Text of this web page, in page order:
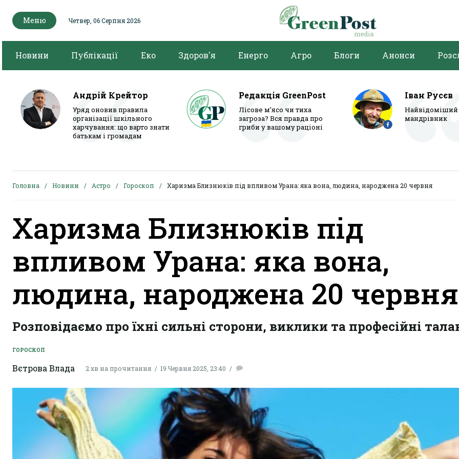
Меню Четвер, 06 Серпня 2026
Новини Публікації Еко Здоров'я Енерго Агро Блоги Анонси
Андрій Крейтор
Уряд оновив правила
організації шкільного
харчування: що варто знати
батькам і громадам
Редакція GreenPost
Лісове м’ясо чи тиха
загроза? Вся правда про
гриби у вашому раціоні
Іван Русєв
мандрівник
Головна Новини Астро Гороскоп Харизма Близнюків під впливом Урана: яка вона, людина, народжена 20 червня
Харизма Близнюків під
впливом Урана: яка вона,
людина, народжена 20 червня
Розповідаємо про їхні сильні сторони, виклики та професійні
ГОРОСКОП
Вєтрова Влада 2 хв на прочитання 19 Червня 2025, 23:40